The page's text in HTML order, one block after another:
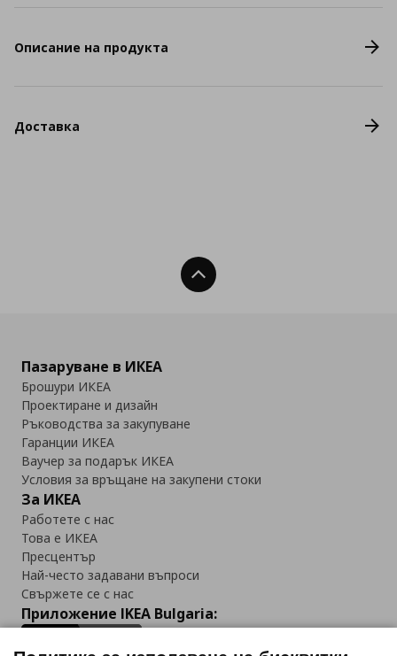
Описание на продукта
Доставка
Нагоре
Пазаруване в ИКЕА
Брошури ИКЕА
Проектиране и дизайн
Ръководства за закупуване
Гаранции ИКЕА
Ваучер за подарък ИКЕА
Условия за връщане на закупени стоки
За ИКЕА
Работете с нас
Това е ИКЕА
Пресцентър
Най-често задавани въпроси
Свържете се с нас
Приложение IKEA Bulgaria: